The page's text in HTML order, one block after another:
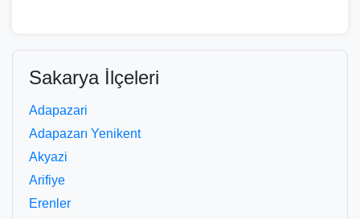
Sakarya İlçeleri
Adapazari
Adapazarı Yenikent
Akyazi
Arifiye
Erenler